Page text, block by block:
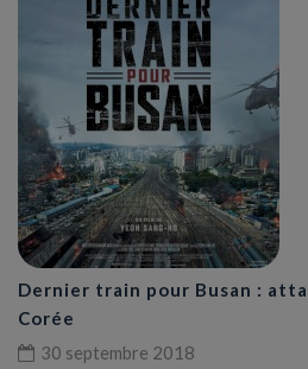
Dernier train pour Busan :
Corée
30 septembre 2018